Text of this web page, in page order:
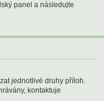
panel a následujte
jednotlivé druhy příloh.
kontaktuje